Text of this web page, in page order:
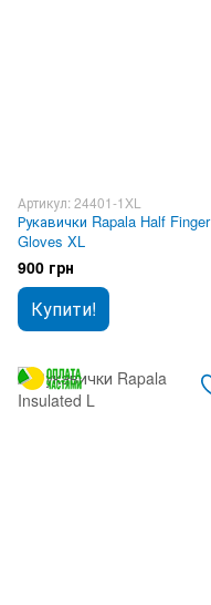
Артикул: 24401-1XL
Рукавички Rapala Half Finger
Gloves XL
900 грн
Купити!